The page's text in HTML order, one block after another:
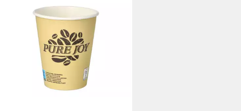
ab 6,00 €
lieferbar - in 5-6 Werktagen bei dir